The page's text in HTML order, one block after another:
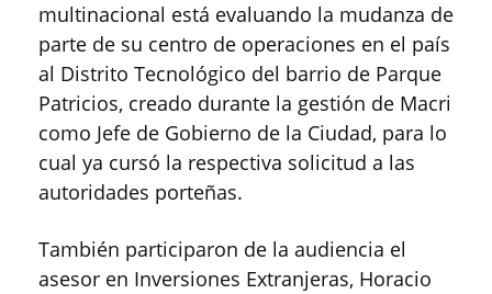
multinacional está evaluando la mudanza de
parte de su centro de operaciones en el país
al Distrito Tecnológico del barrio de Parque
Patricios, creado durante la gestión de Macri
como Jefe de Gobierno de la Ciudad, para lo
cual ya cursó la respectiva solicitud a las
autoridades porteñas.
También participaron de la audiencia el
asesor en Inversiones Extranjeras, Horacio